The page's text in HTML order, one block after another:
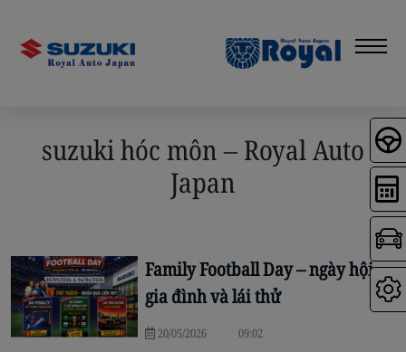
suzuki hóc môn – Royal Auto
Japan
Family Football Day – ngày hội
gia đình và lái thử
20/05/2026 09:02